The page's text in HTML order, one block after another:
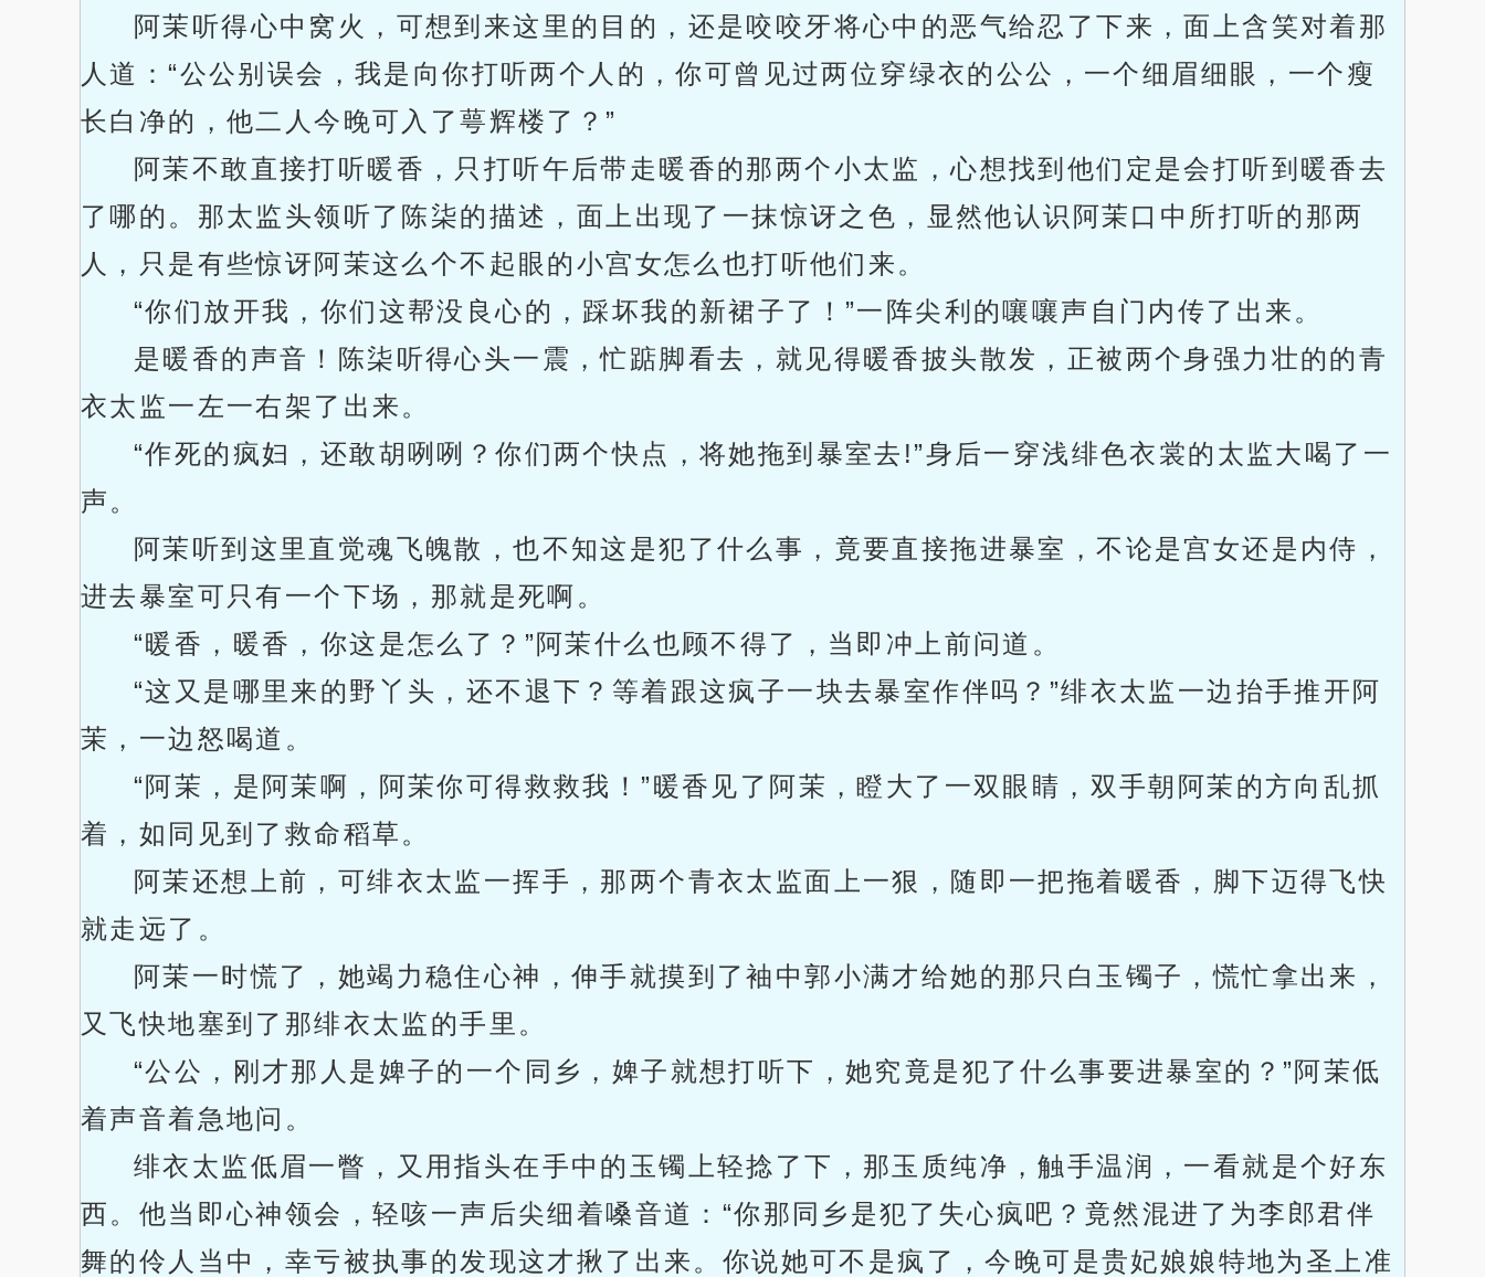
阿茉听得心中窝火，可想到来这里的目的，还是咬咬牙将心中的恶气给忍了下来，面上含笑对着那
人道：“公公别误会，我是向你打听两个人的，你可曾见过两位穿绿衣的公公，一个细眉细眼，一个瘦
长白净的，他二人今晚可入了萼辉楼了？”
阿茉不敢直接打听暖香，只打听午后带走暖香的那两个小太监，心想找到他们定是会打听到暖香去
了哪的。那太监头领听了陈柒的描述，面上出现了一抹惊讶之色，显然他认识阿茉口中所打听的那两
人，只是有些惊讶阿茉这么个不起眼的小宫女怎么也打听他们来。
“你们放开我，你们这帮没良心的，踩坏我的新裙子了！”一阵尖利的嚷嚷声自门内传了出来。
是暖香的声音！陈柒听得心头一震，忙踮脚看去，就见得暖香披头散发，正被两个身强力壮的的青
衣太监一左一右架了出来。
“作死的疯妇，还敢胡咧咧？你们两个快点，将她拖到暴室去!”身后一穿浅绯色衣裳的太监大喝了一
声。
阿茉听到这里直觉魂飞魄散，也不知这是犯了什么事，竟要直接拖进暴室，不论是宫女还是内侍，
进去暴室可只有一个下场，那就是死啊。
“暖香，暖香，你这是怎么了？”阿茉什么也顾不得了，当即冲上前问道。
“这又是哪里来的野丫头，还不退下？等着跟这疯子一块去暴室作伴吗？”绯衣太监一边抬手推开阿
茉，一边怒喝道。
“阿茉，是阿茉啊，阿茉你可得救救我！”暖香见了阿茉，瞪大了一双眼睛，双手朝阿茉的方向乱抓
着，如同见到了救命稻草。
阿茉还想上前，可绯衣太监一挥手，那两个青衣太监面上一狠，随即一把拖着暖香，脚下迈得飞快
就走远了。
阿茉一时慌了，她竭力稳住心神，伸手就摸到了袖中郭小满才给她的那只白玉镯子，慌忙拿出来，
又飞快地塞到了那绯衣太监的手里。
“公公，刚才那人是婢子的一个同乡，婢子就想打听下，她究竟是犯了什么事要进暴室的？”阿茉低
着声音着急地问。
绯衣太监低眉一瞥，又用指头在手中的玉镯上轻捻了下，那玉质纯净，触手温润，一看就是个好东
西。他当即心神领会，轻咳一声后尖细着嗓音道：“你那同乡是犯了失心疯吧？竟然混进了为李郎君伴
舞的伶人当中，幸亏被执事的发现这才揪了出来。你说她可不是疯了，今晚可是贵妃娘娘特地为圣上准